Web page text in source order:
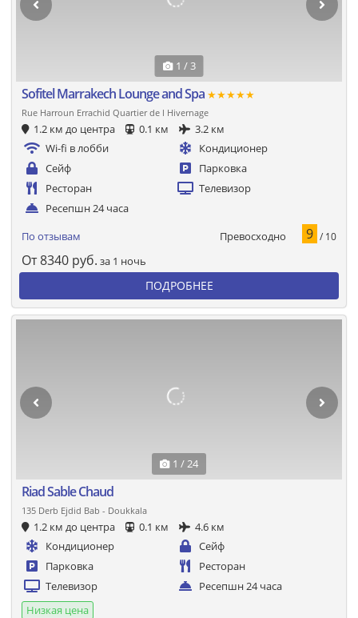
1 / 3
Sofitel Marrakech Lounge and Spa ★★★★★
Rue Harroun Errachid Quartier de l Hivernage
1.2 км до центра 0.1 км
3.2 км
Wi-fi в лобби
Кондиционер
Сейф
Парковка
Ресторан
Телевизор
Ресепшн 24 часа
По отзывам Превосходно 9 / 10
От8340 руб. за 1 ночь
ПОДРОБНЕЕ
1 / 24
Riad Sable Chaud
135 Derb Ejdid Bab - Doukkala
1.2 км до центра 0.1 км
4.6 км
Кондиционер
Сейф
Парковка
Ресторан
Телевизор
Ресепшн 24 часа
Низкая цена